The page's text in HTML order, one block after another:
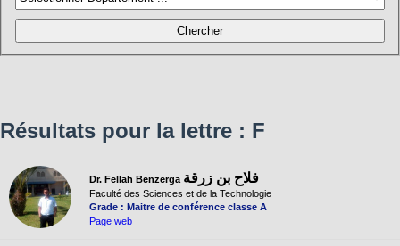
Résultats pour la lettre : F
Dr. Fellah Benzerga فلاح بن زرقة
Faculté des Sciences et de la Technologie
Grade : Maitre de conférence classe A
Page web